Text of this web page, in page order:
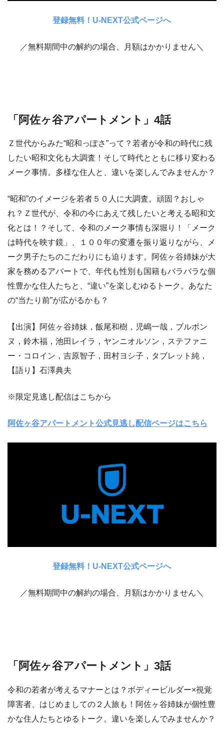
登録無料！U-NEXT公式ページへ
／無料期間中の解約の場合、月額はかかりません＼
「阿佐ヶ谷アパートメント」4話
Ｚ世代からみた“昭和っぽさ”って？若者が令和の時代に残
したい昭和文化も大調査！そして時代とともに移り変わる
メーク事情。多様な住人と、違いを楽しんでみませんか？
“昭和”のイメージを若者５０人に大調査。頑固？おしゃ
れ？Ｚ世代が、令和の今にあえて残したいと考える昭和文
化とは！？そして、令和のメーク事情も深堀り！「メーク
は時代を映す鏡」、１００年の変遷を振り返りながら、メ
ーク男子たちのこだわりにも迫ります。阿佐ヶ谷姉妹が大
家を務めるアパートで、年代も性別も国籍もバラバラな個
性豊かな住人たちと、“違い”を楽しむゆるトーク。あなた
の“当たり前”が広がるかも？
【出演】阿佐ヶ谷姉妹，飯尾和樹，児嶋一哉，ブルボン
ヌ，鈴木福，池田レイラ，ヤンニオルソン，ステファニ
ー・コロイン，吉原智子，田村ヨシ子，タブレット純，
【語り】石澤典夫
※限定見逃し配信はこちから
阿佐ヶ谷アパートメント公式見逃し配信ページはこちら
登録無料！U-NEXT公式ページへ
／無料期間中の解約の場合、月額はかかりません＼
「阿佐ヶ谷アパートメント」3話
令和の若者が考えるマナーとは？ボディービルダー×視覚
障害者、はじめましての２人旅も！阿佐ヶ谷姉妹が個性豊
かな住人たちとゆるトーク。違いを楽しんでみませんか？